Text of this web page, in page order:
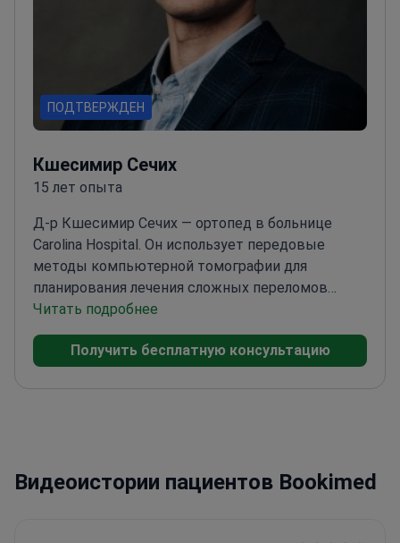
ПОДТВЕРЖДЕН
Кшесимир Сечих
15 лет опыта
Д-р Кшесимир Сечих — ортопед в больнице
Carolina Hospital. Он использует передовые
методы компьютерной томографии для
планирования лечения сложных переломов
костей. Лечит травмы в медицинском центре
ExcellenceСпециализируется на скелетно-
детейПланирует хирургические вмешательства
связкиСертифицированный специалист в
Читать подробнее
Получить бесплатную консультацию
Видеоистории пациентов Bookimed